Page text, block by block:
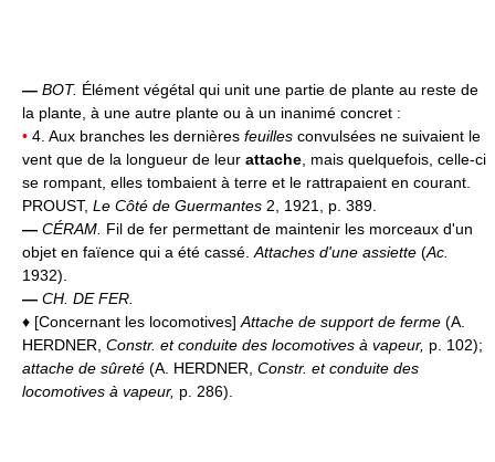
— BOT. Élément végétal qui unit une partie de plante au reste de
la plante, à une autre plante ou à un inanimé concret :
• 4. Aux branches les dernières feuilles convulsées ne suivaient le
vent que de la longueur de leur attache , mais quelquefois, celle-ci
se rompant, elles tombaient à terre et le rattrapaient en courant.
PROUST, Le Côté de Guermantes 2, 1921, p. 389.
— CÉRAM. Fil de fer permettant de maintenir les morceaux d'un
objet en faïence qui a été cassé. Attaches d'une assiette (Ac.
1932).
— CH. DE FER.
♦ [Concernant les locomotives] Attache de support de ferme (A.
HERDNER, Constr. et conduite des locomotives à vapeur, p. 102);
attache de sûreté (A. HERDNER, Constr. et conduite des
locomotives à vapeur, p. 286).